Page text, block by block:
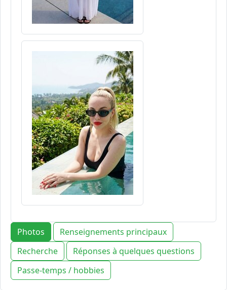
Photos
Renseignements principaux
Recherche
Réponses à quelques questions
Passe-temps / hobbies